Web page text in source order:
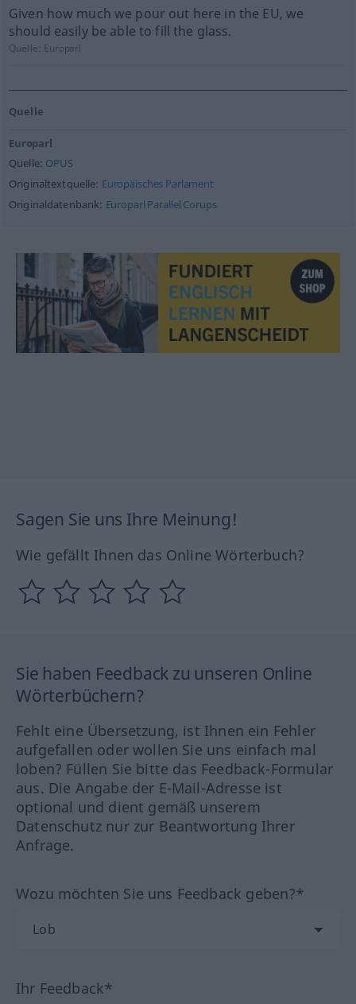
Given how much we pour out here in the EU, we
should easily be able to fill the glass.
Quelle: Europarl
Quelle
Europarl
Quelle: OPUS
Originaltextquelle: Europäisches Parlament
Originaldatenbank: Europarl Parallel Corups
Sagen Sie uns Ihre Meinung!
Wie gefällt Ihnen das Online Wörterbuch?
Sie haben Feedback zu unseren Online
Wörterbüchern?
Fehlt eine Übersetzung, ist Ihnen ein Fehler
aufgefallen oder wollen Sie uns einfach mal
loben? Füllen Sie bitte das Feedback-Formular
aus. Die Angabe der E-Mail-Adresse ist
optional und dient gemäß unserem
Datenschutz nur zur Beantwortung Ihrer
Anfrage.
Wozu möchten Sie uns Feedback geben?*
Ihr Feedback*